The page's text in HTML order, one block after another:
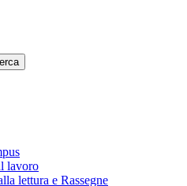
lavoro
lettura e Rassegne